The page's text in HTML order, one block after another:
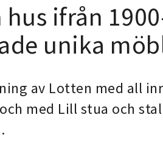
hus ifrån
unika
av Lotten med all
med Lill stua och